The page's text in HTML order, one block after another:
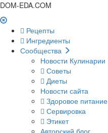
DOM-EDA.COM
Рецепты
Ингредиенты
Сообщества
Новости Кулинарии
Советы
Диеты
Новости сайта
Здоровое питание
Сервировка
Этикет
Авторский блог